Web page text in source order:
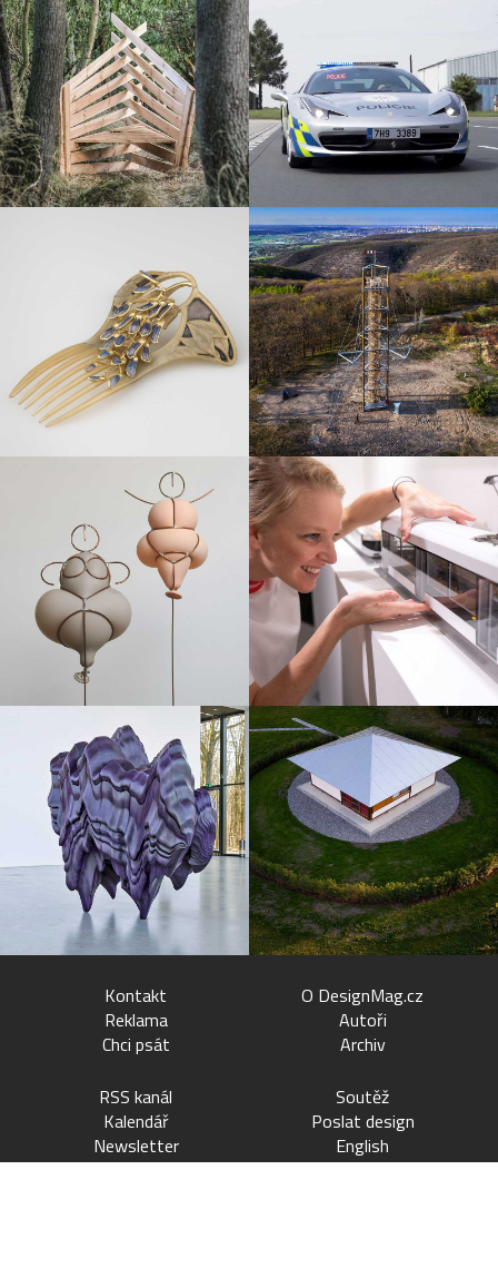
Kontakt
Reklama
Chci psát
O DesignMag.cz
Autoři
Archiv
RSS kanál
Kalendář
Newsletter
Soutěž
Poslat design
English